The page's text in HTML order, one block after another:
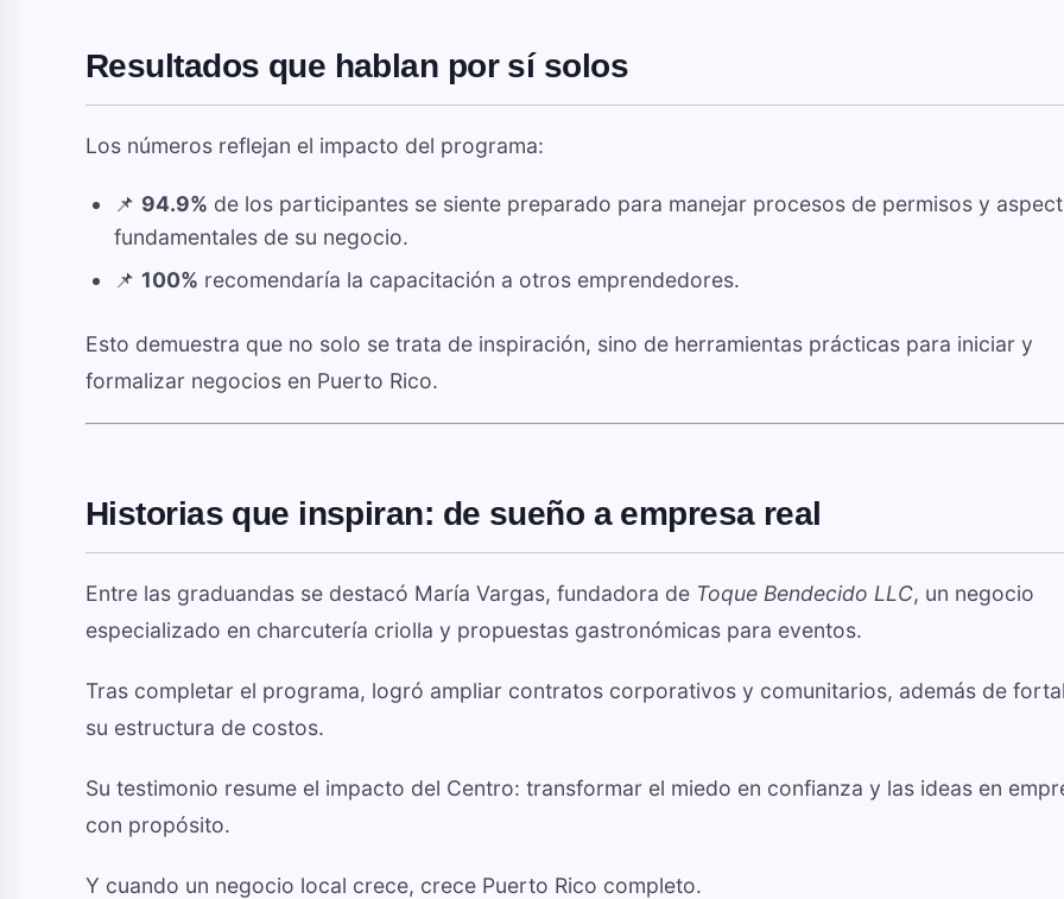
Resultados que hablan por sí solos
Los números reflejan el impacto del programa:
📌 94.9% de los participantes se siente preparado para manejar procesos de permisos y
fundamentales de su negocio.
📌 100% recomendaría la capacitación a otros emprendedores.
Esto demuestra que no solo se trata de inspiración, sino de herramientas prácticas para iniciar y
formalizar negocios en Puerto Rico.
Historias que inspiran: de sueño a empresa real
Entre las graduandas se destacó María Vargas, fundadora de Toque Bendecido LLC, un negocio
especializado en charcutería criolla y propuestas gastronómicas para eventos.
Tras completar el programa, logró ampliar contratos corporativos y comunitarios, además de
su estructura de costos.
Su testimonio resume el impacto del Centro: transformar el miedo en confianza y las ideas en
con propósito.
Y cuando un negocio local crece, crece Puerto Rico completo.